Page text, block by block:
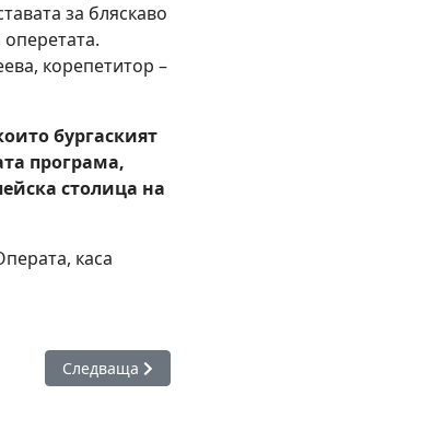
за бляскаво
корепетитор –
бургаският
програма,
столица на
каса
успешно по проекта „Бургас – пристан зелен на
Следваща статия: Светове в черно и бяло –
Следваща